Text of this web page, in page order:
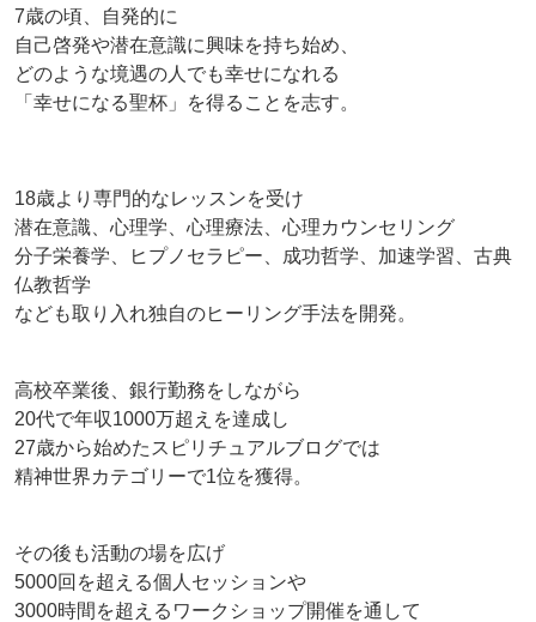
7歳の頃、自発的に
自己啓発や潜在意識に興味を持ち始め、
どのような境遇の人でも幸せになれる
「幸せになる聖杯」を得ることを志す。
18歳より専門的なレッスンを受け
潜在意識、心理学、心理療法、心理カウンセリング
分子栄養学、ヒプノセラピー、成功哲学、加速学習、古典
仏教哲学
なども取り入れ独自のヒーリング手法を開発。
高校卒業後、銀行勤務をしながら
20代で年収1000万超えを達成し
27歳から始めたスピリチュアルブログでは
精神世界カテゴリーで1位を獲得。
その後も活動の場を広げ
5000回を超える個人セッションや
3000時間を超えるワークショップ開催を通して